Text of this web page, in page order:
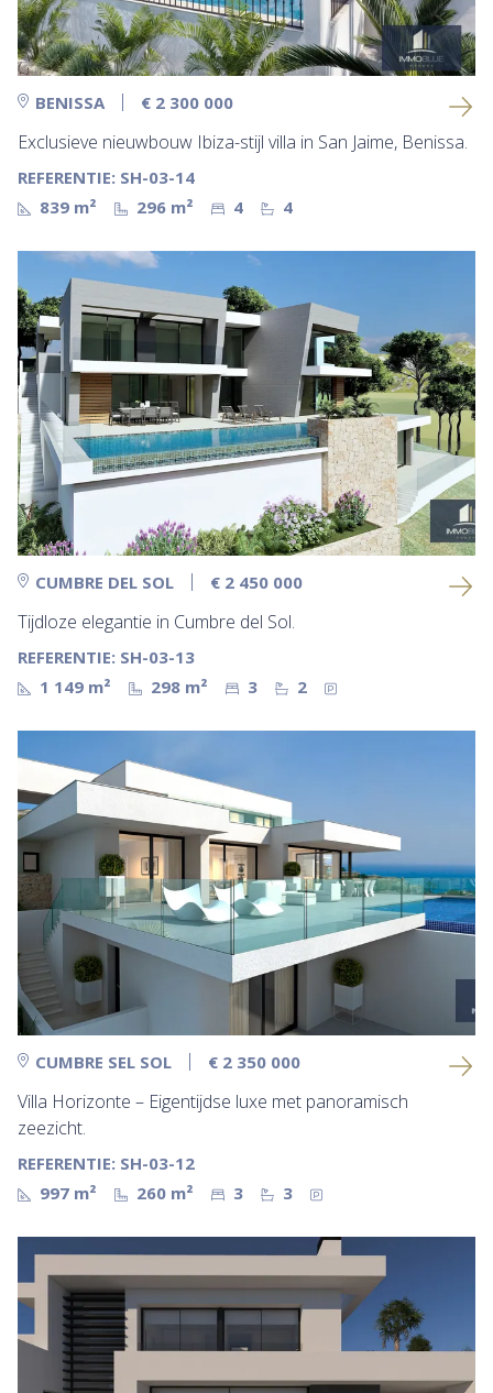
BENISSA € 2 300 000
Exclusieve nieuwbouw Ibiza-stijl villa in San Jaime, Benissa.
REFERENTIE: SH-03-14
839 m²
296 m² 4 4
CUMBRE DEL SOL € 2 450 000
Tijdloze elegantie in Cumbre del Sol.
REFERENTIE: SH-03-13
1 149 m²
298 m² 3 2
CUMBRE SEL SOL € 2 350 000
Villa Horizonte – Eigentijdse luxe met panoramisch
zeezicht.
REFERENTIE: SH-03-12
997 m²
260 m² 3 3